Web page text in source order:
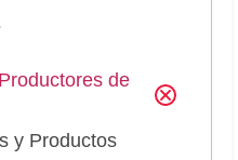
de
y Productos